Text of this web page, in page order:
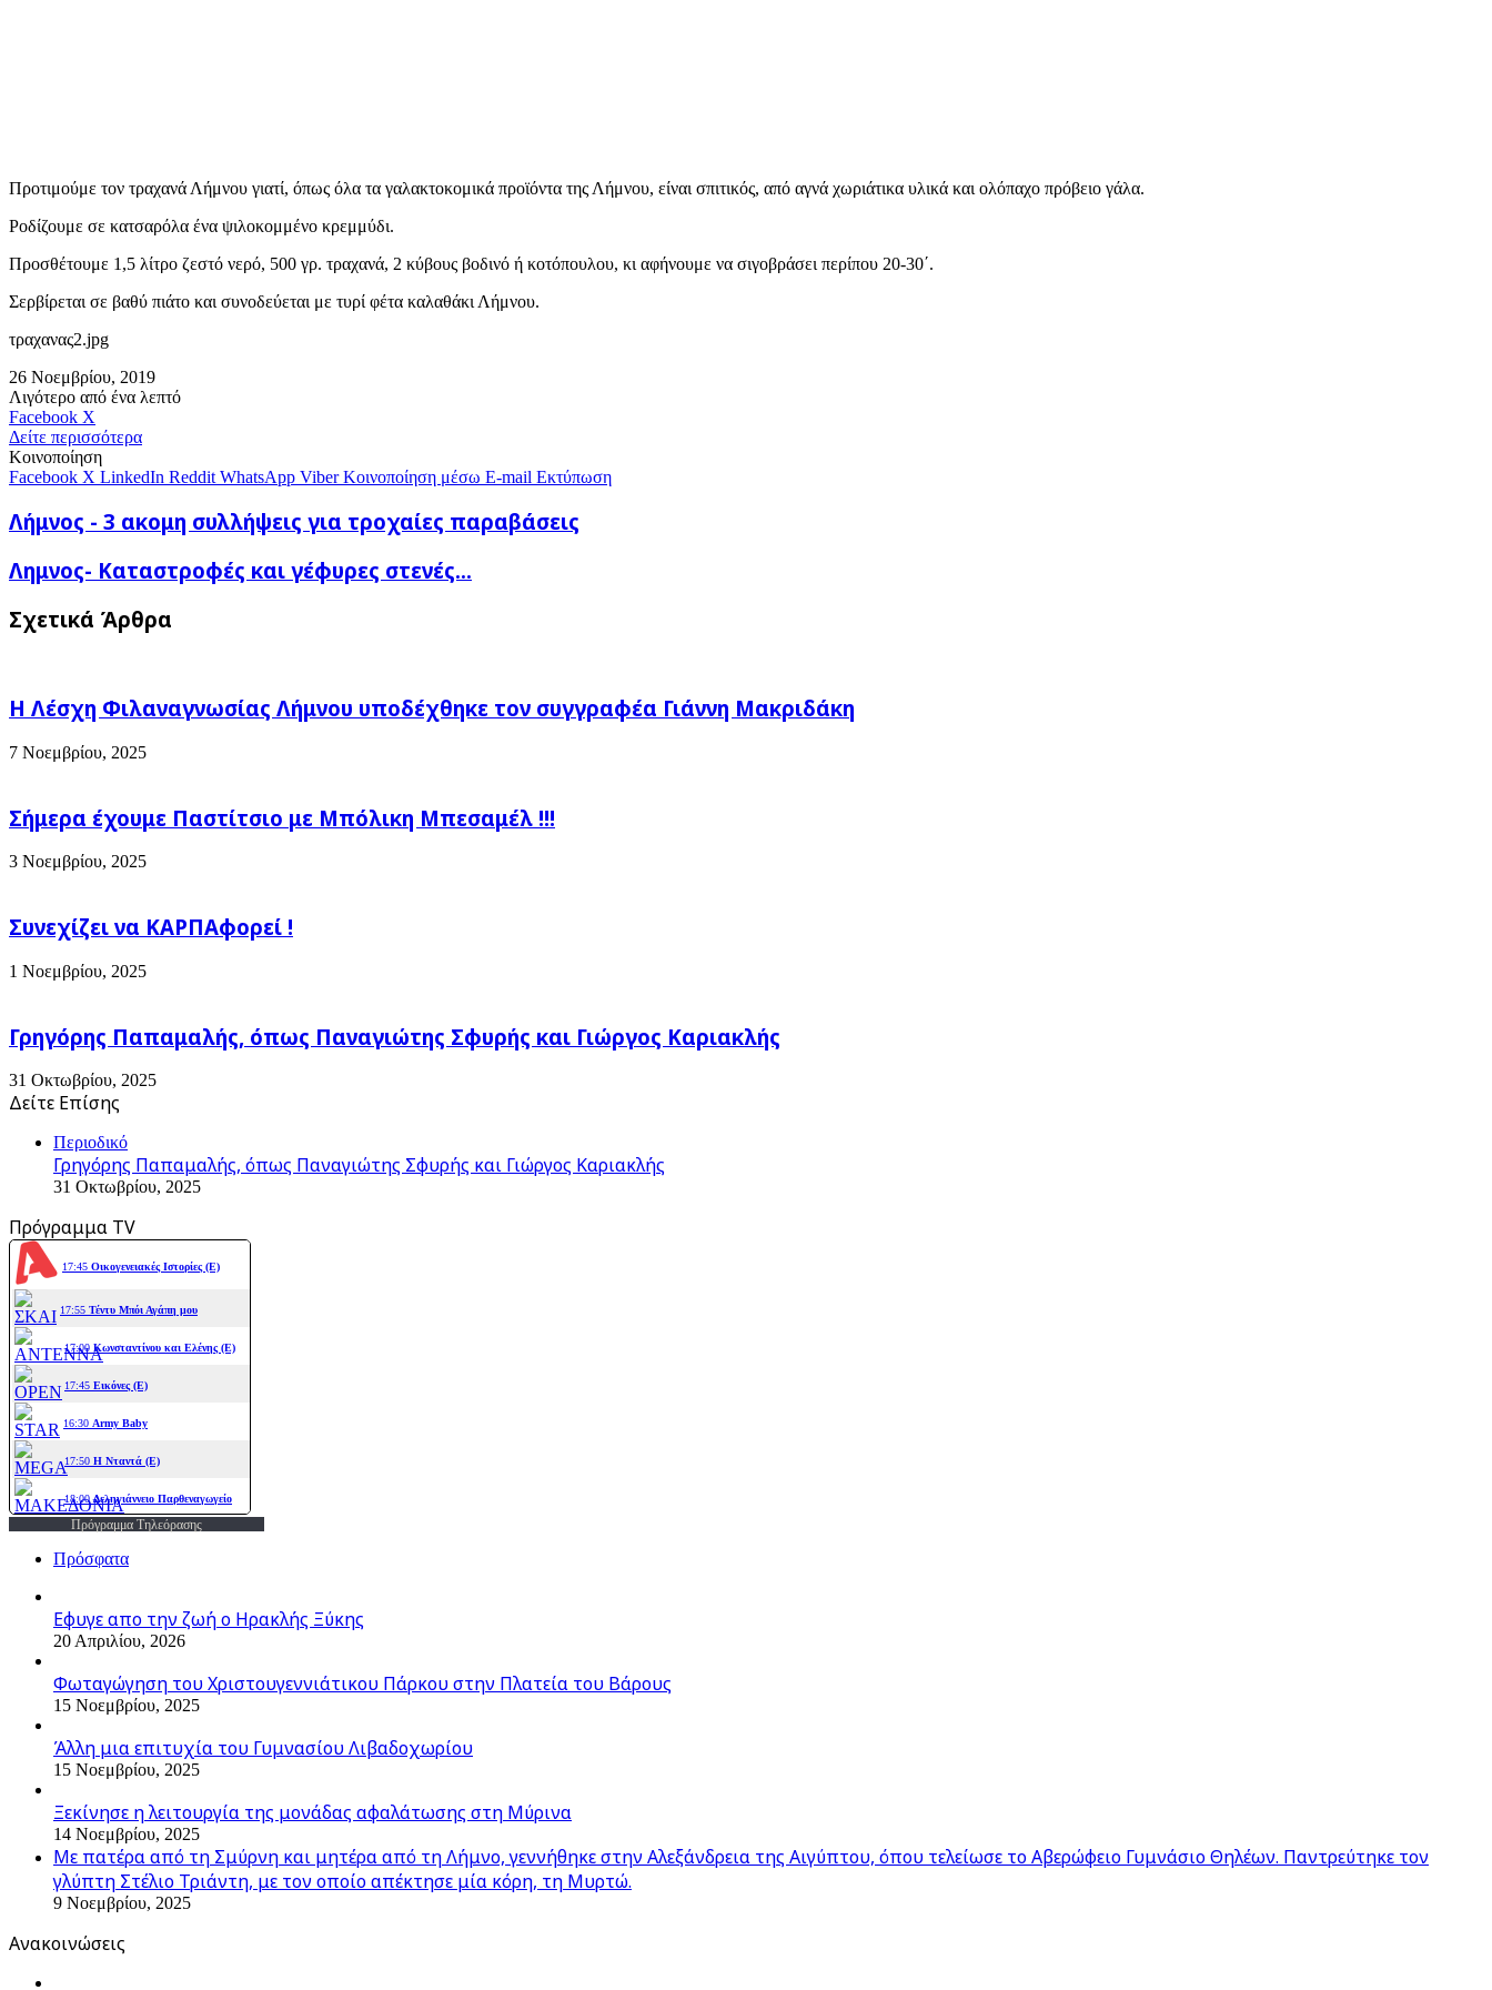
Προτιμούμε τον τραχανά Λήμνου γιατί, όπως όλα τα γαλακτοκομικά προϊόντα της Λήμνου, είναι σπιτικός, από αγνά χωριάτικα υλικά και ολόπαχο πρόβειο γάλα.
Ροδίζουμε σε κατσαρόλα ένα ψιλοκομμένο κρεμμύδι.
Προσθέτουμε 1,5 λίτρο ζεστό νερό, 500 γρ. τραχανά, 2 κύβους βοδινό ή κοτόπουλου, κι αφήνουμε να σιγοβράσει περίπου 20-30΄.
Σερβίρεται σε βαθύ πιάτο και συνοδεύεται με τυρί φέτα καλαθάκι Λήμνου.
τραχανας2.jpg
26 Νοεμβρίου, 2019
Λιγότερο από ένα λεπτό
Facebook X
μέσω
E-
mail
Δείτε περισσότερα
Κοινοποίηση
Facebook X LinkedIn Reddit WhatsApp Viber Κοινοποίηση μέσω E-mail Εκτύπωση
Λήμνος
-
ακομη
για
τροχαίες
Λήμνος - 3 ακομη συλλήψεις για τροχαίες παραβάσεις
Λημνος-
Καταστροφές
γέφυρες
Λημνος- Καταστροφές και γέφυρες στενές...
Σχετικά Άρθρα
Η Λέσχη Φιλαναγνωσίας Λήμνου υποδέχθηκε τον συγγραφέα Γιάννη Μακριδάκη
7 Νοεμβρίου, 2025
Σήμερα έχουμε Παστίτσιο με Μπόλικη Μπεσαμέλ !!!
3 Νοεμβρίου, 2025
Συνεχίζει να ΚΑΡΠΑφορεί !
1 Νοεμβρίου, 2025
Γρηγόρης Παπαμαλής, όπως Παναγιώτης Σφυρής και Γιώργος Καριακλής
31 Οκτωβρίου, 2025
Δείτε Επίσης
Περιοδικό
Γρηγόρης Παπαμαλής, όπως Παναγιώτης Σφυρής και Γιώργος Καριακλής
31 Οκτωβρίου, 2025
Πρόγραμμα TV
Πρόγραμμα Τηλεόρασης
Πρόσφατα
Εφυγε απο την ζωή o Ηρακλής Ξύκης
20 Απριλίου, 2026
Φωταγώγηση του Χριστουγεννιάτικου Πάρκου στην Πλατεία του Βάρους
15 Νοεμβρίου, 2025
Άλλη μια επιτυχία του Γυμνασίου Λιβαδοχωρίου
15 Νοεμβρίου, 2025
Ξεκίνησε η λειτουργία της μονάδας αφαλάτωσης στη Μύρινα
14 Νοεμβρίου, 2025
Με πατέρα από τη Σμύρνη και μητέρα από τη Λήμνο, γεννήθηκε στην Αλεξάνδρεια της Αιγύπτου, όπου τελείωσε το Αβερώφειο Γυμνάσιο Θηλέων. Παντρεύτηκε τον
γλύπτη Στέλιο Τριάντη, με τον οποίο απέκτησε μία κόρη, τη Μυρτώ.
9 Νοεμβρίου, 2025
Ανακοινώσεις